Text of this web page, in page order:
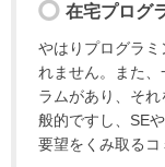
在宅プログ
やはりプログラ
れません。また
ラムがあり、そ
般的ですし、SE
要望をくみ取るコ